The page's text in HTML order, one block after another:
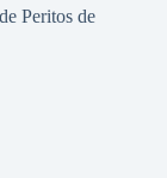
Peritos de